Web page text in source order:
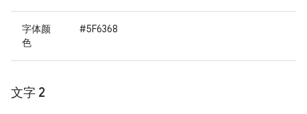
字体颜
色
#5F6368
文字 2